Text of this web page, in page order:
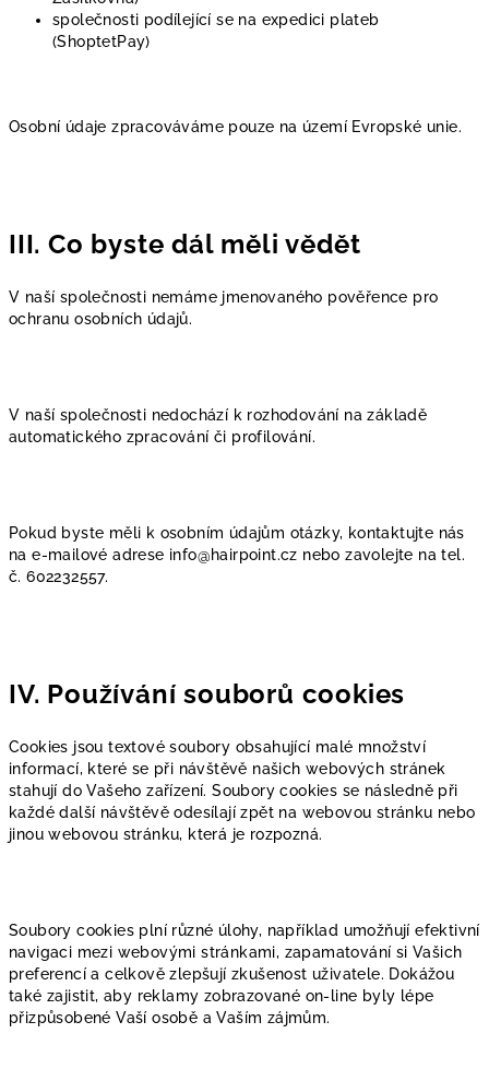
společnosti podílející se na expedici plateb
(ShoptetPay)
Osobní údaje zpracováváme pouze na území Evropské unie.
III. Co byste dál měli vědět
V naší společnosti nemáme jmenovaného pověřence pro
ochranu osobních údajů.
V naší společnosti nedochází k rozhodování na základě
automatického zpracování či profilování.
Pokud byste měli k osobním údajům otázky, kontaktujte nás
na e-mailové adrese info@hairpoint.cz nebo zavolejte na tel.
č. 602232557.
IV. Používání souborů cookies
Cookies jsou textové soubory obsahující malé množství
informací, které se při návštěvě našich webových stránek
stahují do Vašeho zařízení. Soubory cookies se následně při
každé další návštěvě odesílají zpět na webovou stránku nebo
jinou webovou stránku, která je rozpozná.
Soubory cookies plní různé úlohy, například umožňují efektivní
navigaci mezi webovými stránkami, zapamatování si Vašich
preferencí a celkově zlepšují zkušenost uživatele. Dokážou
také zajistit, aby reklamy zobrazované on-line byly lépe
přizpůsobené Vaší osobě a Vaším zájmům.